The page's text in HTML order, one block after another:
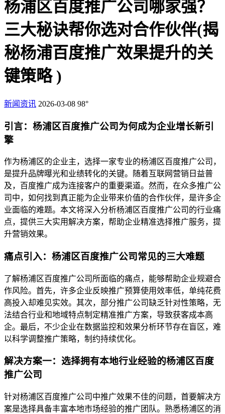
杨浦区百度推广公司哪家强？
三大秘诀帮你选对合作伙伴(揭
秘杨浦百度推广效果提升的关
键策略 )
新闻资讯 2026-03-08 98°
引言：杨浦区百度推广公司为何成为企业增长新引
擎
作为杨浦区的企业主，选择一家专业的杨浦区百度推广公司，
是提升品牌曝光和业绩转化的关键。随着互联网营销日益普
及，百度推广成为连接客户的重要渠道。然而，在众多推广公
司中，如何找到真正能为企业带来价值的合作伙伴，是许多企
业面临的难题。本文将深入分析杨浦区百度推广公司的行业痛
点，提供三大实用解决方案，帮助企业精准选择推广服务，提
升营销效果。
痛点引入：杨浦区百度推广公司常见的三大难题
了解杨浦区百度推广公司所面临的痛点，能够帮助企业规避合
作风险。首先，许多企业反映推广预算使用效率低，单纯花费
高投入却难见实效。其次，部分推广公司缺乏针对性策略，无
法结合行业和地域特点制定精准推广方案，导致获客成本高
企。最后，不少企业在数据监控和效果分析环节存在盲区，难
以科学调整推广策略，制约持续优化。
解决方案一：选择拥有本地行业经验的杨浦区百度
推广公司
针对杨浦区百度推广公司中推广效果不佳的问题，首要解决方
案是选择具备丰富本地市场经验的推广团队。熟悉杨浦区的消